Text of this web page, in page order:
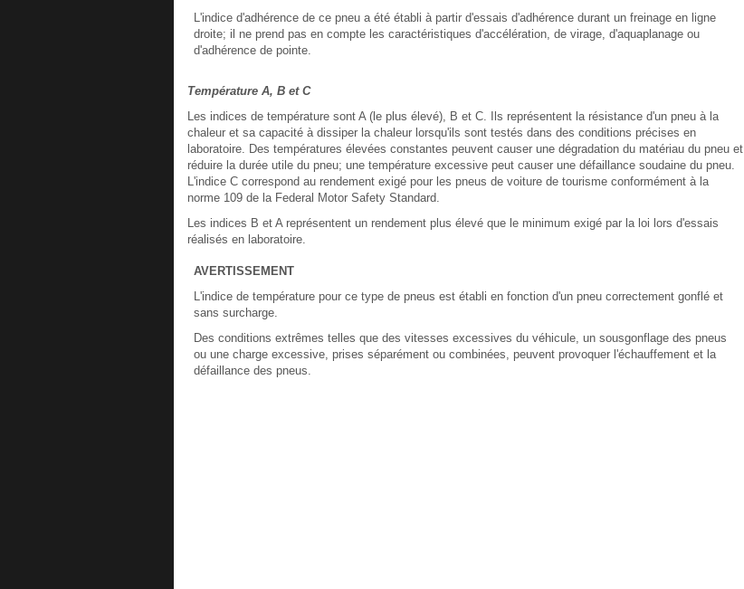
L'indice d'adhérence de ce pneu a été établi à partir d'essais d'adhérence durant un freinage en ligne
droite; il ne prend pas en compte les caractéristiques d'accélération, de virage, d'aquaplanage ou
d'adhérence de pointe.
Température A, B et C
Les indices de température sont A (le plus élevé), B et C. Ils représentent la résistance d'un pneu à la
chaleur et sa capacité à dissiper la chaleur lorsqu'ils sont testés dans des conditions précises en
laboratoire. Des températures élevées constantes peuvent causer une dégradation du matériau du pneu et
réduire la durée utile du pneu; une température excessive peut causer une défaillance soudaine du pneu.
L'indice C correspond au rendement exigé pour les pneus de voiture de tourisme conformément à la
norme 109 de la Federal Motor Safety Standard.
Les indices B et A représentent un rendement plus élevé que le minimum exigé par la loi lors d'essais
réalisés en laboratoire.
AVERTISSEMENT
L'indice de température pour ce type de pneus est établi en fonction d'un pneu correctement gonflé et
sans surcharge.
Des conditions extrêmes telles que des vitesses excessives du véhicule, un sousgonflage des pneus
ou une charge excessive, prises séparément ou combinées, peuvent provoquer l'échauffement et la
défaillance des pneus.